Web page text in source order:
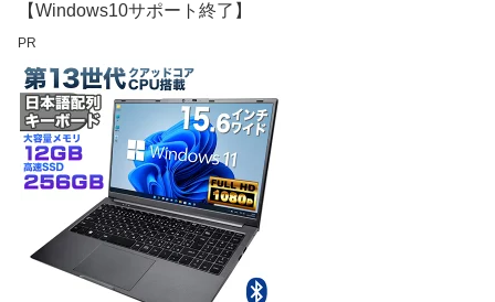
【Windows10サポート終了】
PR